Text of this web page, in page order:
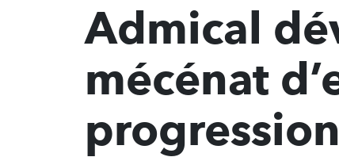
Admical
mécénat